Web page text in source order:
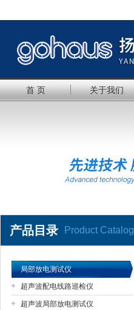
首 页 关于我们
产品目录 Product Catalog
局部放电测试仪
超声波配电线路巡检仪
超声波局部放电测试仪